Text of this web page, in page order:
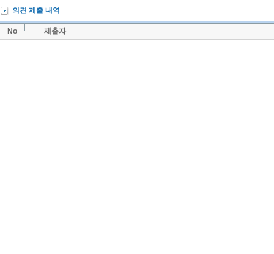
의견 제출 내역
No 제출자